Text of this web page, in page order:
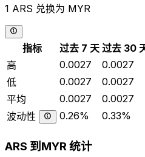
1 ARS 兑换为 MYR
指标 过去 7 天 过去 30
高
0.0027 0.0027
低
0.0027 0.0027
平均
0.0027 0.0027
波动性
0.26% 0.33%
ARS 到MYR 统计